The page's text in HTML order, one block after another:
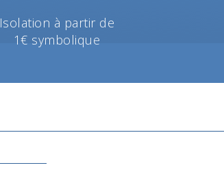
Isolation à partir de
1€ symbolique